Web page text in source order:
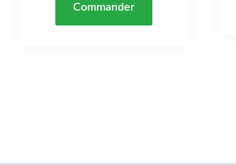
Commander